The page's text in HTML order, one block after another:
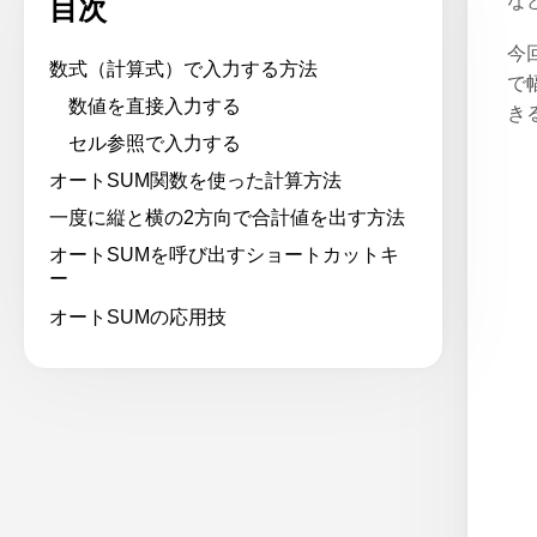
目次
数式（計算式）で入力する方法
数値を直接入力する
セル参照で入力する
オートSUM関数を使った計算方法
一度に縦と横の2方向で合計値を出す方法
オートSUMを呼び出すショートカットキ
ー
オートSUMの応用技
今
で
き